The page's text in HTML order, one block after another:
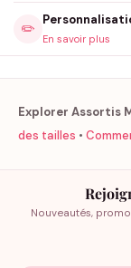
✏️
En savoir plus
Explorer Assortis
des tailles •
Nouveautés,